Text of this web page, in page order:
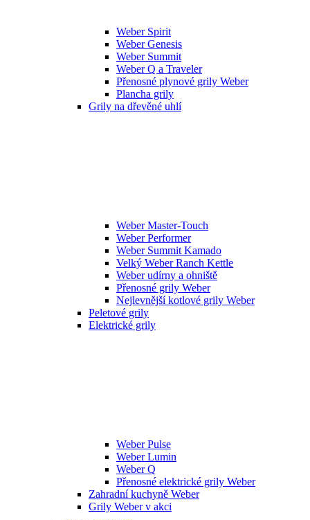
Weber Spirit
Weber Genesis
Weber Summit
Weber Q a Traveler
Přenosné plynové grily Weber
Plancha grily
Grily na dřevěné uhlí
Weber Master-Touch
Weber Performer
Weber Summit Kamado
Velký Weber Ranch Kettle
Weber udírny a ohniště
Přenosné grily Weber
Nejlevnější kotlové grily Weber
Peletové grily
Elektrické grily
Weber Pulse
Weber Lumin
Weber Q
Přenosné elektrické grily Weber
Zahradní kuchyně Weber
Grily Weber v akci